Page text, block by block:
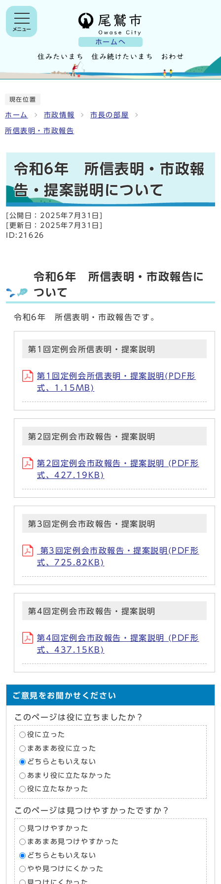
ホームへ
メニュー
現在位置
ホーム 市政情報 市長の部屋
所信表明・市政報告
令和6年 所信表明・市政報
告・提案説明について
[公開日： 2025年7月31日
[更新日： 2025年7月31日
ID:21626
令和6年 所信表明・市政報告に
ついて
令和6年 所信表明・市政報告です。
第1回定例会所信表明・提案説明
第1回定例会所信表明・提案説明(PDF形
式、1.15MB)
第2回定例会市政報告・提案説明
第2回定例会市政報告・提案説明 (PDF形
式、427.19KB)
第3回定例会市政報告・提案説明
第3回定例会市政報告・提案説明(PDF形
式、725.82KB)
第4回定例会市政報告・提案説明
第4回定例会市政報告・提案説明 (PDF形
式、437.15KB)
ご意見をお聞かせください
このページは役に立ちましたか？
役に立った
まあまあ役に立った
どちらともいえない
あまり役に立たなかった
役に立たなかった
このページは見つけやすかったですか？
見つけやすかった
まあまあ見つけやすかった
どちらともいえない
やや見つけにくかった
見つけにくかった